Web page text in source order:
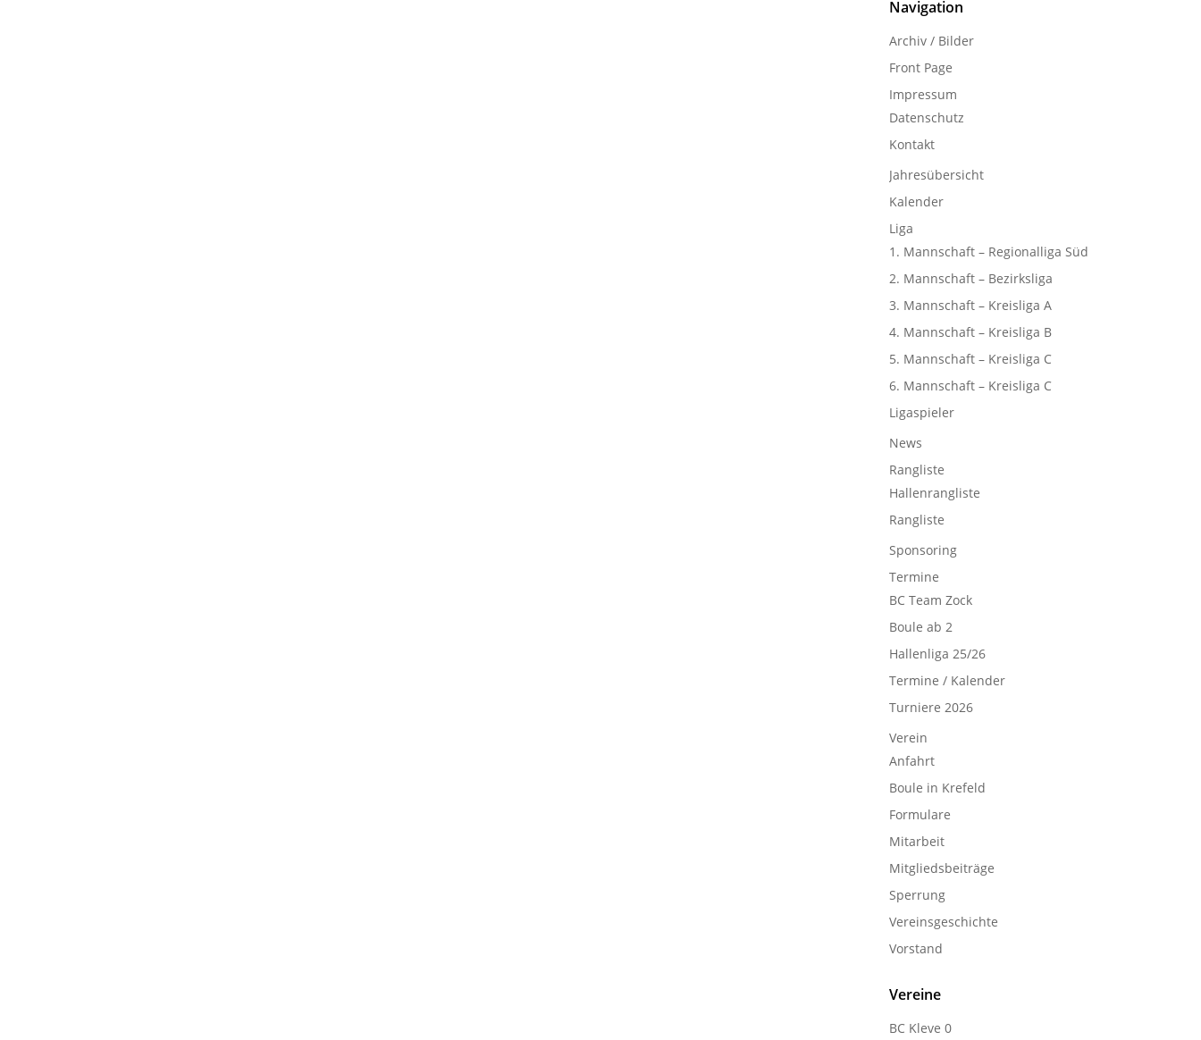
Navigation
Archiv / Bilder
Front Page
Impressum
Datenschutz
Kontakt
Jahresübersicht
Kalender
Liga
1. Mannschaft – Regionalliga Süd
2. Mannschaft – Bezirksliga
3. Mannschaft – Kreisliga A
4. Mannschaft – Kreisliga B
5. Mannschaft – Kreisliga C
6. Mannschaft – Kreisliga C
Ligaspieler
News
Rangliste
Hallenrangliste
Rangliste
Sponsoring
Termine
BC Team Zock
Boule ab 2
Hallenliga 25/26
Termine / Kalender
Turniere 2026
Verein
Anfahrt
Boule in Krefeld
Formulare
Mitarbeit
Mitgliedsbeiträge
Sperrung
Vereinsgeschichte
Vorstand
Vereine
BC Kleve 0